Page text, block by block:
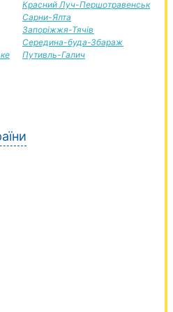
Красний Луч-Першотравенськ
Сарни-Ялта
Запоріжжя-Тячів
Середина-буда-Збараж
Путивль-Галич